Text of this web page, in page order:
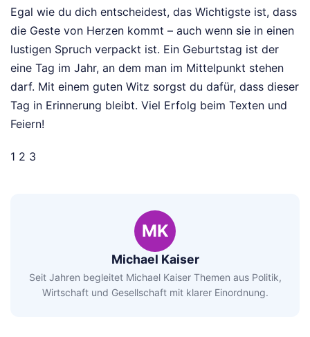
Egal wie du dich entscheidest, das Wichtigste ist, dass
die Geste von Herzen kommt – auch wenn sie in einen
lustigen Spruch verpackt ist. Ein Geburtstag ist der
eine Tag im Jahr, an dem man im Mittelpunkt stehen
darf. Mit einem guten Witz sorgst du dafür, dass dieser
Tag in Erinnerung bleibt. Viel Erfolg beim Texten und
Feiern!
1 2 3
MK
Michael Kaiser
Seit Jahren begleitet Michael Kaiser Themen aus Politik,
Wirtschaft und Gesellschaft mit klarer Einordnung.